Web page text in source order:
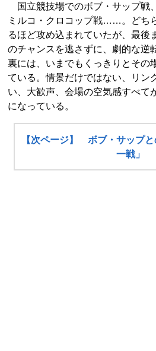
国立競技場でのボブ・サップ戦
ミルコ・クロコップ戦……。どち
るほど攻め込まれていたが、最後
のチャンスを逃さずに、劇的な逆
裏には、いまでもくっきりとその
ている。情景だけではない、リン
い、大歓声、会場の空気感すべて
になっている。
【次ページ】 ボブ・サップ
一戦」